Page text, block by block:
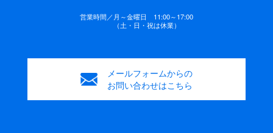
営業時間／月～金曜日 11:00～17:00
（土・日・祝は休業）
メールフォームからの
お問い合わせはこちら